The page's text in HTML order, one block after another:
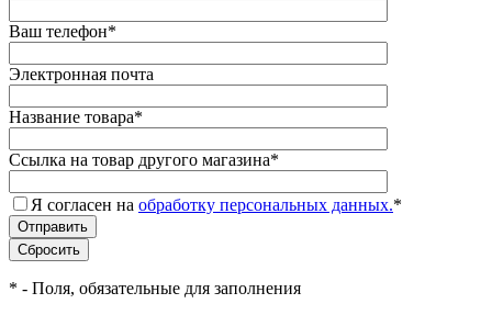
Ваш телефон*
Электронная почта
Название товара*
Ссылка на товар другого магазина*
Я согласен на обработку персональных данных.*
* - Поля, обязательные для заполнения